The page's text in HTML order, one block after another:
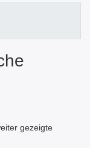
gezeigte